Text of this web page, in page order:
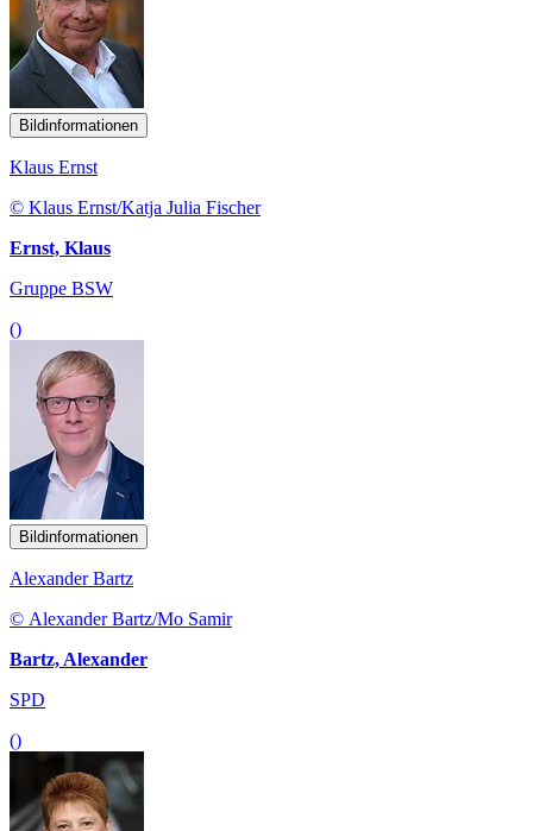
Bildinformationen
Klaus Ernst
© Klaus Ernst/Katja Julia Fischer
Ernst, Klaus
Gruppe BSW
()
Bildinformationen
Alexander Bartz
© Alexander Bartz/Mo Samir
Bartz, Alexander
SPD
()